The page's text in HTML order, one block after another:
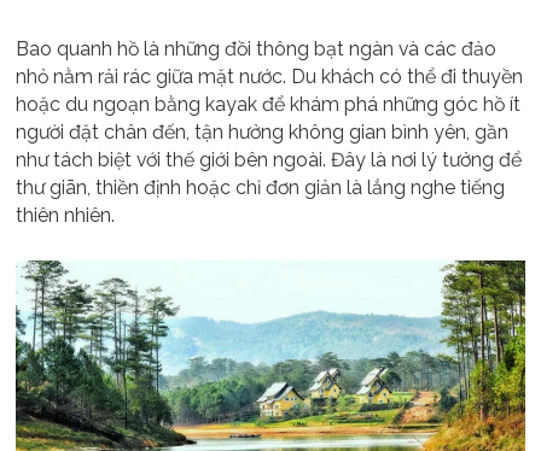
Bao quanh hồ là những đồi thông bạt ngàn và các đảo
nhỏ nằm rải rác giữa mặt nước. Du khách có thể đi thuyền
hoặc du ngoạn bằng kayak để khám phá những góc hồ ít
người đặt chân đến, tận hưởng không gian bình yên, gần
như tách biệt với thế giới bên ngoài. Đây là nơi lý tưởng để
thư giãn, thiền định hoặc chỉ đơn giản là lắng nghe tiếng
thiên nhiên.